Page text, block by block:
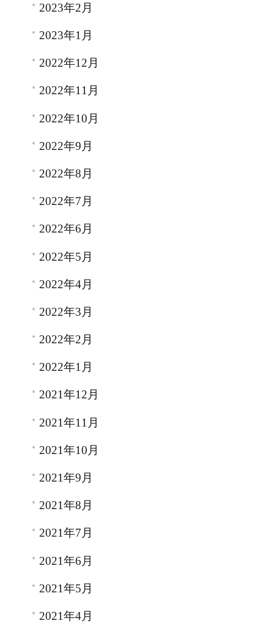
2023年2月
2023年1月
2022年12月
2022年11月
2022年10月
2022年9月
2022年8月
2022年7月
2022年6月
2022年5月
2022年4月
2022年3月
2022年2月
2022年1月
2021年12月
2021年11月
2021年10月
2021年9月
2021年8月
2021年7月
2021年6月
2021年5月
2021年4月